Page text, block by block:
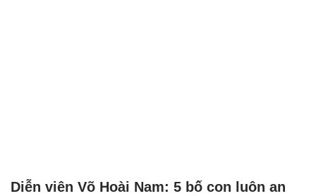
Diễn viên Võ Hoài Nam: 5 bố con luôn an